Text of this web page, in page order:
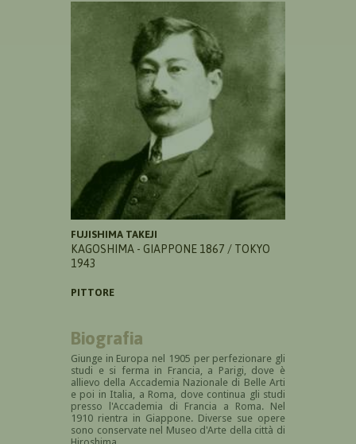
FUJISHIMA TAKEJI
KAGOSHIMA - GIAPPONE 1867 / TOKYO
1943
PITTORE
Biografia
Giunge in Europa nel 1905 per perfezionare gli
studi e si ferma in Francia, a Parigi, dove è
allievo della Accademia Nazionale di Belle Arti
e poi in Italia, a Roma, dove continua gli studi
presso l'Accademia di Francia a Roma. Nel
1910 rientra in Giappone. Diverse sue opere
sono conservate nel Museo d'Arte della città di